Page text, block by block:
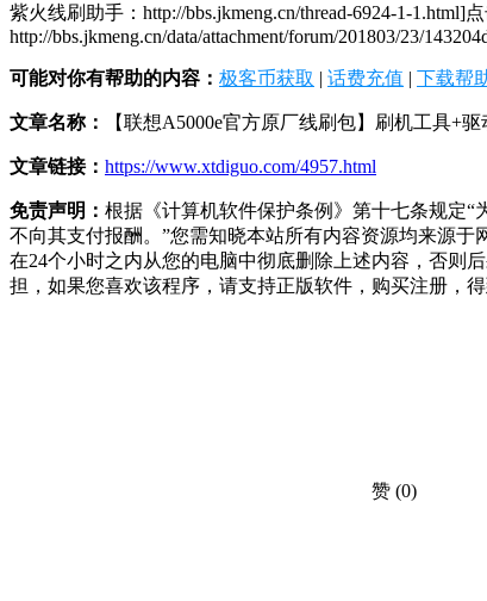
紫火线刷助手：http://bbs.jkmeng.cn/thread-6924-1-1.html]
http://bbs.jkmeng.cn/data/attachment/forum/201803/23/
可能对你有帮助的内容： 极客币获取 | 话费充值 | 下载帮
文章名称： 【联想A5000e官方原厂线刷包】刷机工具+
文章链接： https://www.xtdiguo.com/4957.html
免责声明： 根据《计算机软件保护条例》第十七条规定“
不向其支付报酬。”您需知晓本站所有内容资源均来源
在24个小时之内从您的电脑中彻底删除上述内容，否则
担，如果您喜欢该程序，请支持正版软件，购买注册，得
赞 (0)